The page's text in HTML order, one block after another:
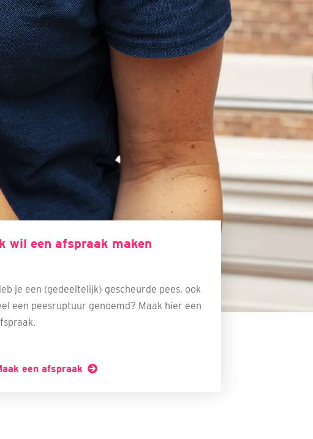
wil een afspraak maken
je een (gedeeltelijk) gescheurde pees, ook
een peesruptuur genoemd? Maak hier een
een afspraak